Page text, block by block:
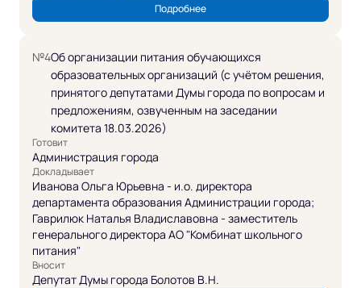
Подробнее
№4Об организации питания обучающихся
образовательных организаций (с учётом решения,
принятого депутатами Думы города по вопросам и
предложениям, озвученным на заседании
комитета 18.03.2026)
Готовит
Администрация города
Докладывает
Иванова Ольга Юрьевна - и.о. директора
департамента образования Администрации города;
Гаврилюк Наталья Владиславовна - заместитель
генерального директора АО "Комбинат школьного
питания"
Вносит
Депутат Думы города Болотов В.Н.